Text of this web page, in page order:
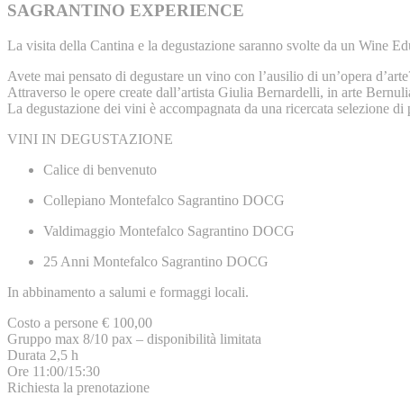
SAGRANTINO EXPERIENCE
La visita della Cantina e la degustazione saranno svolte da un Wine
Avete mai pensato di degustare un vino con l’ausilio di un’opera
Attraverso le opere create dall’artista Giulia Bernardelli, in arte
La degustazione dei vini è accompagnata da una ricercata selezione
VINI IN DEGUSTAZIONE
Calice di benvenuto
Collepiano Montefalco Sagrantino DOCG
Valdimaggio Montefalco Sagrantino DOCG
25 Anni Montefalco Sagrantino DOCG
In abbinamento a salumi e formaggi locali.
Costo a persone € 100,00
Gruppo max 8/10 pax – disponibilità limitata
Durata 2,5 h
Ore 11:00/15:30
Richiesta la prenotazione